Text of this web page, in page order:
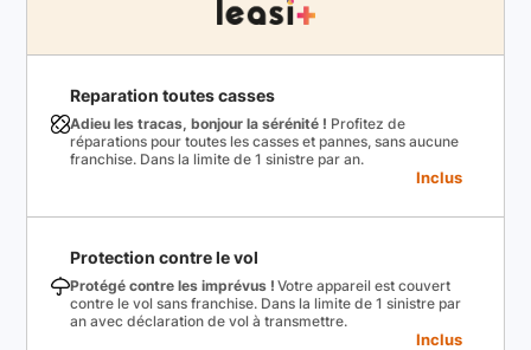
Reparation toutes casses
Adieu les tracas, bonjour la sérénité ! Profitez de
réparations pour toutes les casses et pannes, sans aucune
franchise. Dans la limite de 1 sinistre par an.
Inclus
Protection contre le vol
Protégé contre les imprévus ! Votre appareil est couvert
contre le vol sans franchise. Dans la limite de 1 sinistre par
an avec déclaration de vol à transmettre.
Inclus